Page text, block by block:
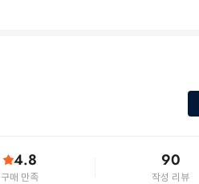
4.8
구매 만족
90
작성 리뷰